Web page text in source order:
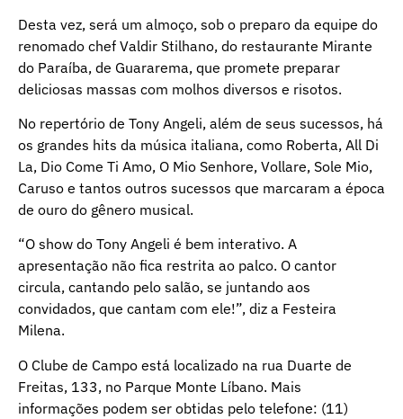
Desta vez, será um almoço, sob o preparo da equipe do
renomado chef Valdir Stilhano, do restaurante Mirante
do Paraíba, de Guararema, que promete preparar
deliciosas massas com molhos diversos e risotos.
No repertório de Tony Angeli, além de seus sucessos, há
os grandes hits da música italiana, como Roberta, All Di
La, Dio Come Ti Amo, O Mio Senhore, Vollare, Sole Mio,
Caruso e tantos outros sucessos que marcaram a época
de ouro do gênero musical.
“O show do Tony Angeli é bem interativo. A
apresentação não fica restrita ao palco. O cantor
circula, cantando pelo salão, se juntando aos
convidados, que cantam com ele!”, diz a Festeira
Milena.
O Clube de Campo está localizado na rua Duarte de
Freitas, 133, no Parque Monte Líbano. Mais
informações podem ser obtidas pelo telefone: (11)